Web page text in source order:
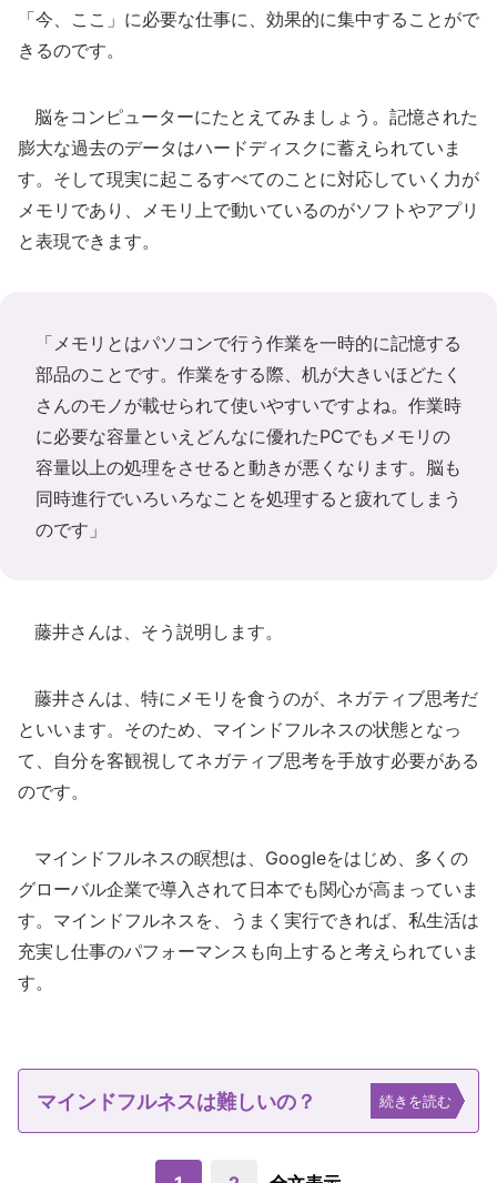
「今、ここ」に必要な仕事に、効果的に集中することがで
きるのです。
脳をコンピューターにたとえてみましょう。記憶された
膨大な過去のデータはハードディスクに蓄えられていま
す。そして現実に起こるすべてのことに対応していく力が
メモリであり、メモリ上で動いているのがソフトやアプリ
と表現できます。
「メモリとはパソコンで行う作業を一時的に記憶する
部品のことです。作業をする際、机が大きいほどたく
さんのモノが載せられて使いやすいですよね。作業時
に必要な容量といえどんなに優れたPCでもメモリの
容量以上の処理をさせると動きが悪くなります。脳も
同時進行でいろいろなことを処理すると疲れてしまう
のです」
藤井さんは、そう説明します。
藤井さんは、特にメモリを食うのが、ネガティブ思考だ
といいます。そのため、マインドフルネスの状態となっ
て、自分を客観視してネガティブ思考を手放す必要がある
のです。
マインドフルネスの瞑想は、Googleをはじめ、多くの
グローバル企業で導入されて日本でも関心が高まっていま
す。マインドフルネスを、うまく実行できれば、私生活は
充実し仕事のパフォーマンスも向上すると考えられていま
す。
マインドフルネスは難しいの？ 続きを読む